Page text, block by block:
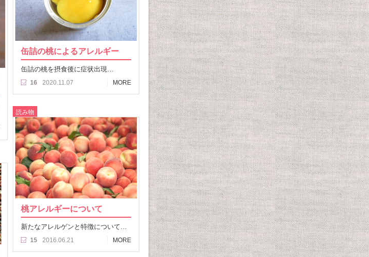
缶詰の桃によるアレルギー
缶詰の桃を摂食後に症状出現…
16 2020.11.07 MORE
読み物
桃アレルギーについて
新たなアレルゲンと特徴について…
15 2016.06.21 MORE